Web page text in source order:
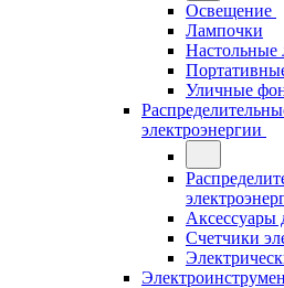
Освещение
Лампочки
Настольные
Уличные
электроэнергии
Аксессуары
Счетчики